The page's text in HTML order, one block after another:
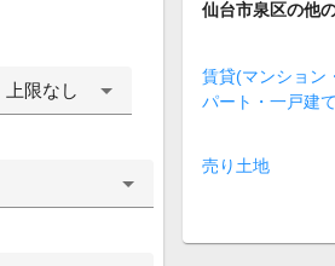
上限なし
仙台市泉区の他
賃貸(マンション
パート・一戸建
売り土地